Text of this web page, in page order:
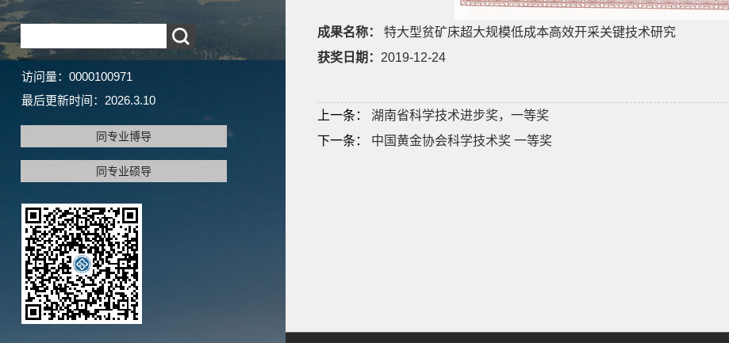
访问量： 0000100971
最后更新时间： 2026.3.10
同专业博导
同专业硕导
成果名称：
特大型贫矿床超大规模低成本高效开采关键技术研究
获奖日期： 2019-12-24
上一条：
湖南省科学技术进步奖，一等奖
下一条：
中国黄金协会科学技术奖 一等奖